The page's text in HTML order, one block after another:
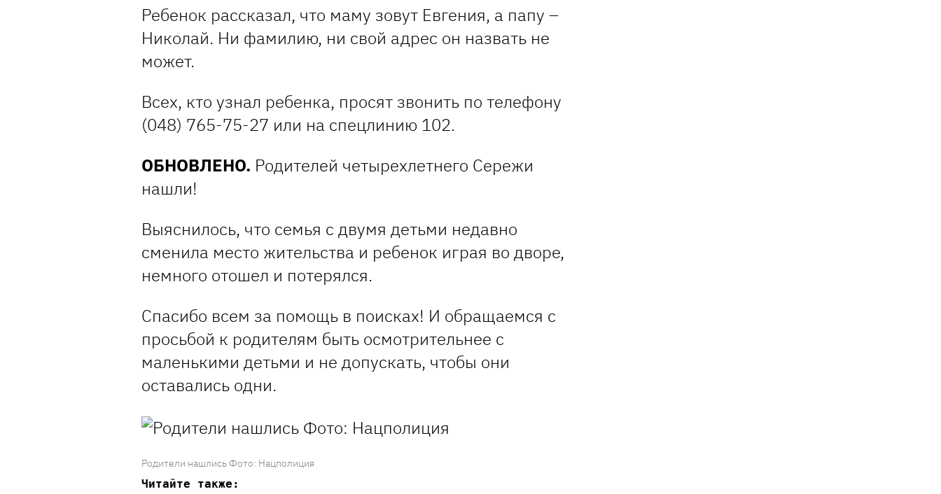
Ребенок рассказал, что маму зовут Евгения, а папу –
Николай. Ни фамилию, ни свой адрес он назвать не
может.
Всех, кто узнал ребенка, просят звонить по телефону
(048) 765-75-27 или на спецлинию 102.
ОБНОВЛЕНО. Родителей четырехлетнего Сережи
нашли!
Выяснилось, что семья с двумя детьми недавно
сменила место жительства и ребенок играя во дворе,
немного отошел и потерялся.
Спасибо всем за помощь в поисках! И обращаемся с
просьбой к родителям быть осмотрительнее с
маленькими детьми и не допускать, чтобы они
оставались одни.
Родители нашлись Фото: Нацполиция
Читайте также: